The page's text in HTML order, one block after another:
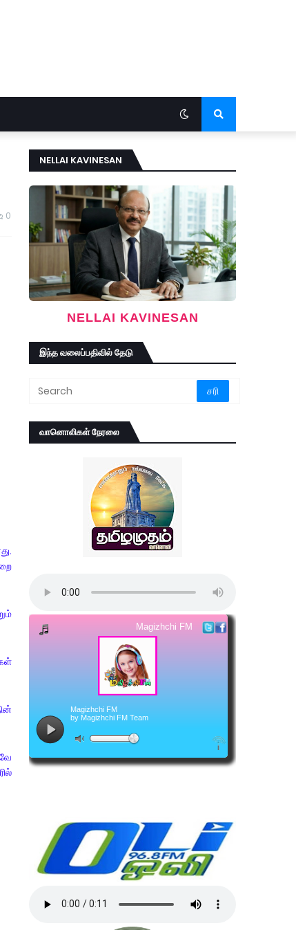
0
NELLAI KAVINESAN
NELLAI KAVINESAN
இந்த வலைப்பதிவில் தேடு
வானொலிகள் நேரலை